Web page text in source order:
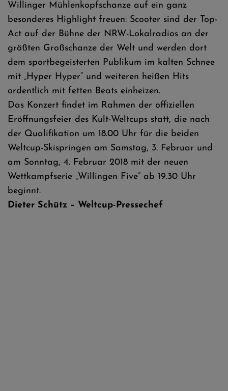
Willinger Mühlenkopfschanze auf ein ganz
besonderes Highlight freuen: Scooter sind der Top-
Act auf der Bühne der NRW-Lokalradios an der
größten Großschanze der Welt und werden dort
dem sportbegeisterten Publikum im kalten Schnee
mit „Hyper Hyper“ und weiteren heißen Hits
ordentlich mit fetten Beats einheizen.
Das Konzert findet im Rahmen der offiziellen
Eröffnungsfeier des Kult-Weltcups statt, die nach
der Qualifikation um 18.00 Uhr für die beiden
Weltcup-Skispringen am Samstag, 3. Februar und
am Sonntag, 4. Februar 2018 mit der neuen
Wettkampfserie „Willingen Five“ ab 19.30 Uhr
beginnt.
Dieter Schütz – Weltcup-Pressechef